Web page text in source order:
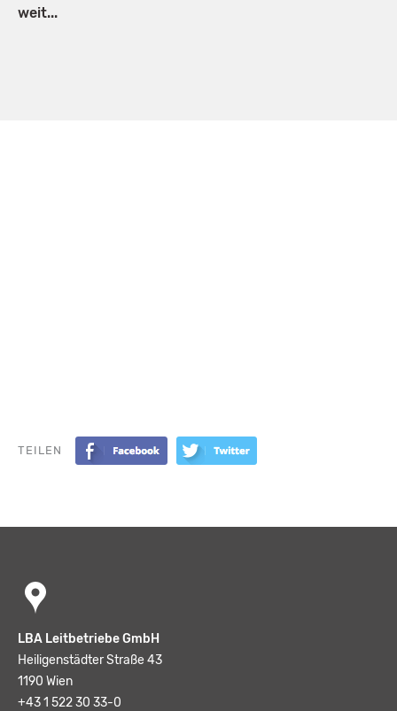
weit...
TEILEN
LBA Leitbetriebe GmbH
Heiligenstädter Straße 43
1190 Wien
+43 1 522 30 33-0